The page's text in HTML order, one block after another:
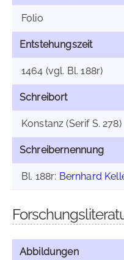
Folio
Entstehungszeit
1464 (vgl. Bl. 188r)
Schreibort
Konstanz (Serif S. 278)
Schreibernennung
Bl. 188r: Bernhard
Abbildungen